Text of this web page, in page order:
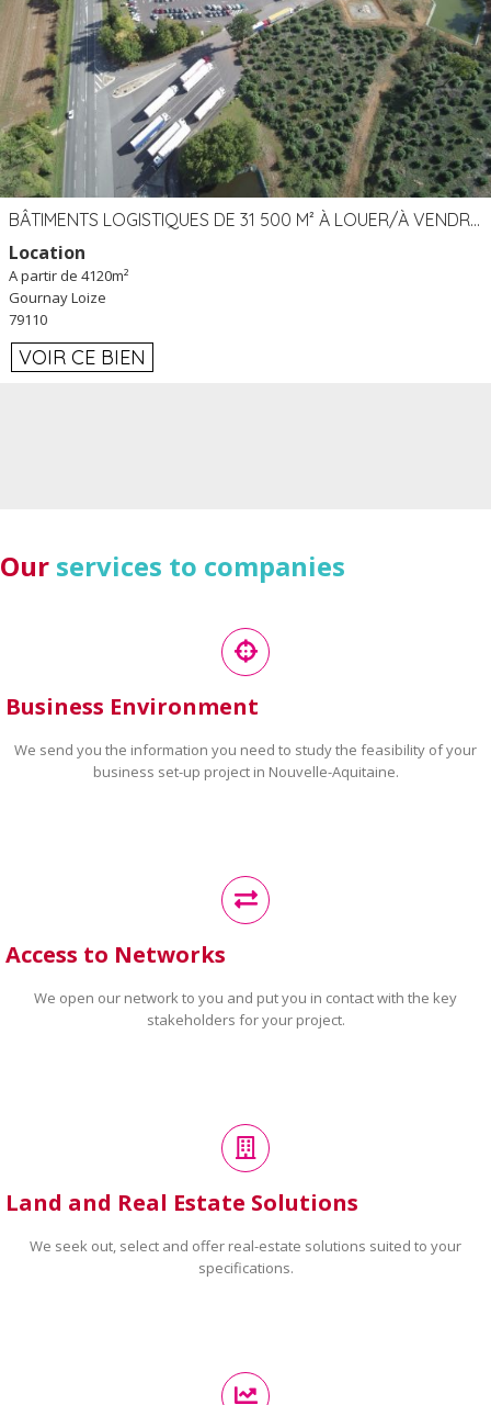
BÂTIMENTS LOGISTIQUES DE 31 500 M² À LOUER/À VENDRE SUR UN SITE DE 17 HA (79)
Location
A partir de 4120m²
Gournay Loize
79110
VOIR CE BIEN
Our services to companies
Business Environment
We send you the information you need to study the feasibility of your
business set-up project in Nouvelle-Aquitaine.
Access to Networks
We open our network to you and put you in contact with the key
stakeholders for your project.
Land and Real Estate Solutions
We seek out, select and offer real-estate solutions suited to your
specifications.